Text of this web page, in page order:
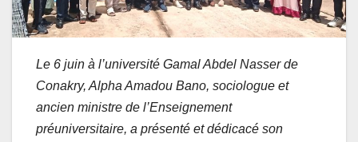
Le 6 juin à l’université Gamal Abdel Nasser de
Conakry, Alpha Amadou Bano, sociologue et
ancien ministre de l’Enseignement
préuniversitaire, a présenté et dédicacé son